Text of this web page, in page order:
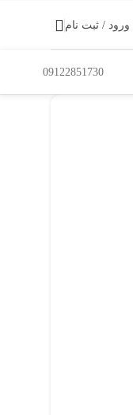
ورود / ثبت نام
09122851730